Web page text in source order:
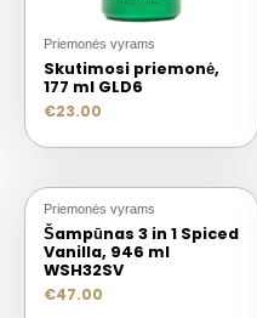
Priemonės vyrams
Skutimosi priemonė,
177 ml GLD6
€23.00
Priemonės vyrams
Šampūnas 3 in 1 Spiced
Vanilla, 946 ml
WSH32SV
€47.00